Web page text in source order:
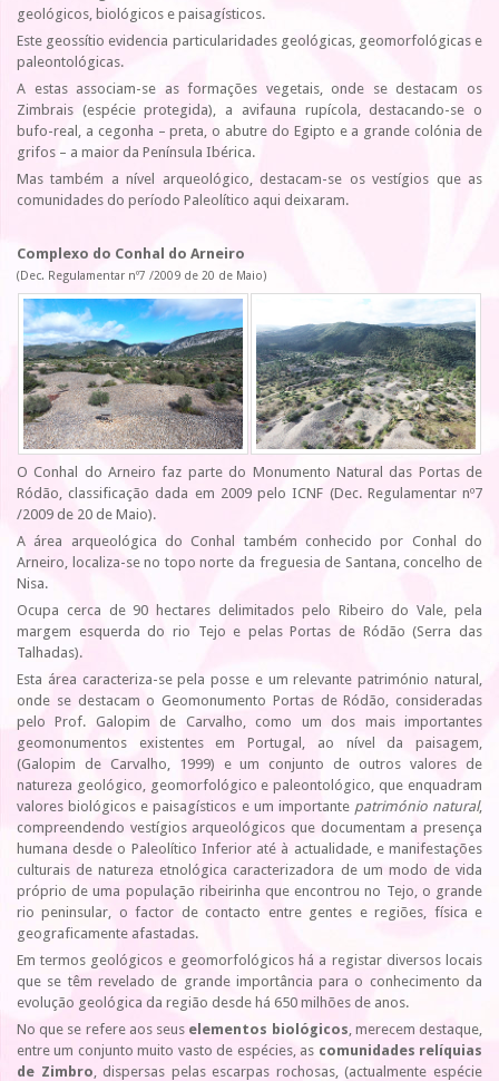
geológicos, biológicos e paisagísticos.
Este geossítio evidencia particularidades geológicas, geomorfológicas e
paleontológicas.
A estas associam-se as formações vegetais, onde se destacam os
Zimbrais (espécie protegida), a avifauna rupícola, destacando-se o
bufo-real, a cegonha – preta, o abutre do Egipto e a grande colónia de
grifos – a maior da Península Ibérica.
Mas também a nível arqueológico, destacam-se os vestígios que as
comunidades do período Paleolítico aqui deixaram.
Complexo do Conhal do Arneiro
(Dec. Regulamentar nº7 /2009 de 20 de Maio)
O Conhal do Arneiro faz parte do Monumento Natural das Portas de
Ródão, classificação dada em 2009 pelo ICNF (Dec. Regulamentar nº7
/2009 de 20 de Maio).
A área arqueológica do Conhal também conhecido por Conhal do
Arneiro, localiza-se no topo norte da freguesia de Santana, concelho de
Nisa.
Ocupa cerca de 90 hectares delimitados pelo Ribeiro do Vale, pela
margem esquerda do rio Tejo e pelas Portas de Ródão (Serra das
Talhadas).
Esta área caracteriza-se pela posse e um relevante património natural,
onde se destacam o Geomonumento Portas de Ródão, consideradas
pelo Prof. Galopim de Carvalho, como um dos mais importantes
geomonumentos existentes em Portugal, ao nível da paisagem,
(Galopim de Carvalho, 1999) e um conjunto de outros valores de
natureza geológico, geomorfológico e paleontológico, que enquadram
valores biológicos e paisagísticos e um importante património natural,
compreendendo vestígios arqueológicos que documentam a presença
humana desde o Paleolítico Inferior até à actualidade, e manifestações
culturais de natureza etnológica caracterizadora de um modo de vida
próprio de uma população ribeirinha que encontrou no Tejo, o grande
rio peninsular, o factor de contacto entre gentes e regiões, física e
geograficamente afastadas.
Em termos geológicos e geomorfológicos há a registar diversos locais
que se têm revelado de grande importância para o conhecimento da
evolução geológica da região desde há 650 milhões de anos.
No que se refere aos seus elementos biológicos , merecem destaque,
entre um conjunto muito vasto de espécies, as comunidades relíquias
de Zimbro , dispersas pelas escarpas rochosas, (actualmente espécie